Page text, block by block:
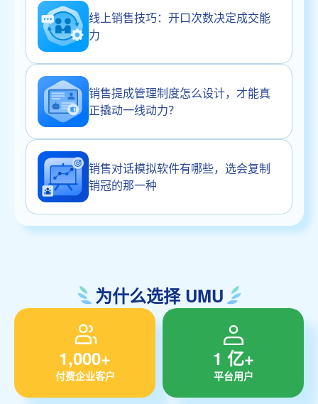
线上销售技巧：开口次数决定成交能
力
销售提成管理制度怎么设计，才能真
正撬动一线动力？
销售对话模拟软件有哪些，选会复制
销冠的那一种
为什么选择 UMU
1,000+
付费企业客户
1 亿+
平台用户